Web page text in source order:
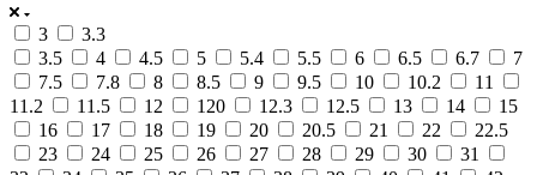
3
3.3
3.5
4 4.5 5 5.4 5.5 6 6.5 6.7
7
7.5
7.8 8 8.5 9 9.5 10 10.2
11
11.2
11.5 12 120 12.3 12.5 13 14
15
16
17 18 19 20 20.5 21 22
22.5
23
24 25 26 27 28 29 30
31